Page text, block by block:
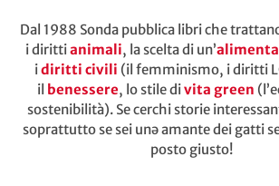
Dal 1988 Sonda pubblica libri che
i dirittianimali, la scelta di un’
idiritti civili (il femminismo, i diritti
il benessere, lo stile divita green
sostenibilità). Se cerchi storie
soprattutto se sei unə amante dei gatti
posto giusto!